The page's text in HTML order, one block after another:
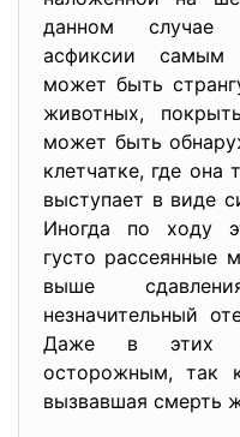
данном случае
асфиксии самым
может быть
животных,
может быть
клетчатке, где она
выступает в виде
Иногда по ходу
густо рассеянные
выше
незначительный
Даже в этих
осторожным, так
вызвавшая смерть